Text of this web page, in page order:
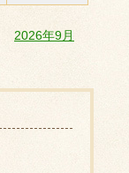
2026年9月